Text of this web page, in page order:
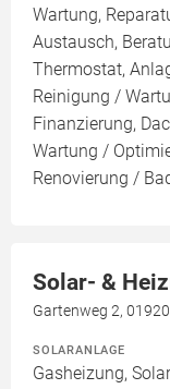
Wartung,
Austausch,
Thermostat,
Reinigung /
Finanzierung,
Wartung /
Renovierung /
Solar- &
Gartenweg 2,
SOLARANLAGE
Gasheizung,